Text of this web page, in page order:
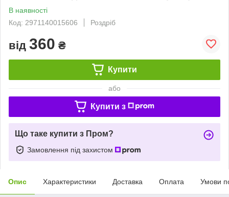
В наявності
Код: 2971140015606
Роздріб
від 360 ₴
Купити
або
Купити з
Що таке купити з Пром?
Замовлення під захистом
Опис Характеристики Доставка Оплата Умови